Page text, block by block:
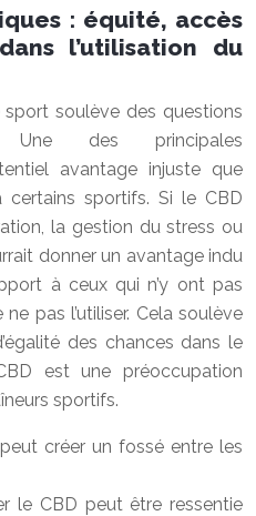
: équité, accès
l’utilisation du
sport soulève des questions
Une des principales
avantage injuste que
sportifs. Si le CBD
la gestion du stress ou
donner un avantage indu
à ceux qui n’y ont pas
pas l’utiliser. Cela soulève
des chances dans le
est une préoccupation
sportifs.
peut créer un fossé entre les
le CBD peut être ressentie